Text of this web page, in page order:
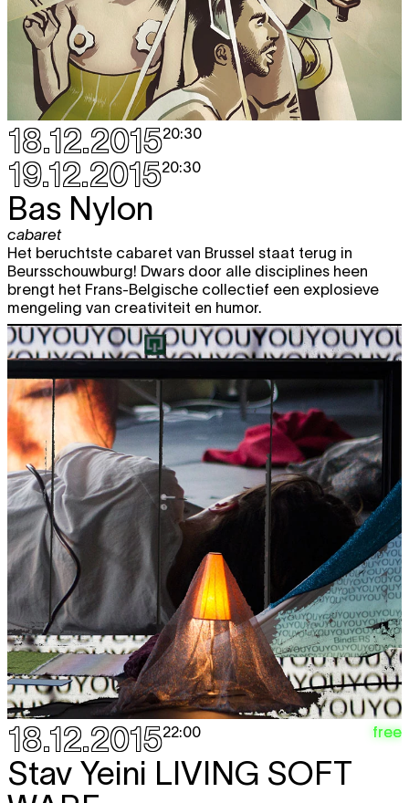
18.12.201520:30
19.12.201520:30
Bas Nylon
cabaret
Het beruchtste cabaret van Brussel staat terug in
Beursschouwburg! Dwars door alle disciplines heen
brengt het Frans-Belgische collectief een explosieve
mengeling van creativiteit en humor.
18.12.201522:00 free
Stav Yeini LIVING SOFT